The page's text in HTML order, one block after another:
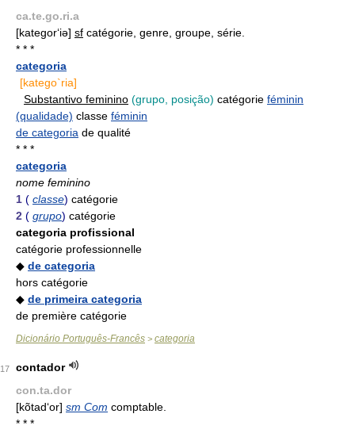
ca.te.go.ri.a
[kategor‘iə] sf catégorie, genre, groupe, série.
* * *
categoria
[katego`ria]
Substantivo feminino (grupo, posição) catégorie féminin
(qualidade) classe féminin
de categoria de qualité
* * *
categoria
nome feminino
1 ( classe) catégorie
2 ( grupo) catégorie
categoria profissional
catégorie professionnelle
◆ de categoria
hors catégorie
◆ de primeira categoria
de première catégorie
Dicionário Português-Francês > categoria
17
contador
con.ta.dor
[kõtad‘or] sm Com comptable.
* * *